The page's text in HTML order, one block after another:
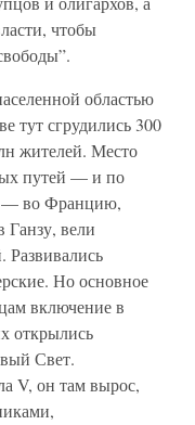
чтобы
областью
тут сгрудились 300
жителей. Место
путей — и по
— во Францию,
Ганзу, вели
Развивались
Но основное
включение в
открылись
Свет.
V, он там вырос,